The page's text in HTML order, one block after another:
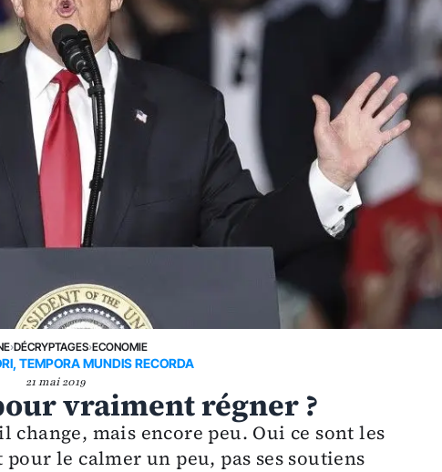
›DÉCRYPTAGES›ECONOMIE
TEMPORA MUNDIS RECORDA
21 mai 2019
vraiment régner ?
mais encore peu. Oui ce sont les
le calmer un peu, pas ses soutiens